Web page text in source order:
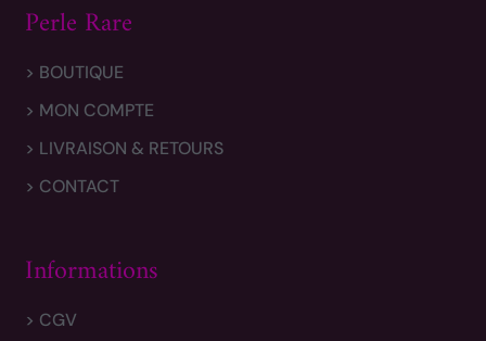
Perle Rare
> BOUTIQUE
> MON COMPTE
> LIVRAISON & RETOURS
> CONTACT
Informations
> CGV